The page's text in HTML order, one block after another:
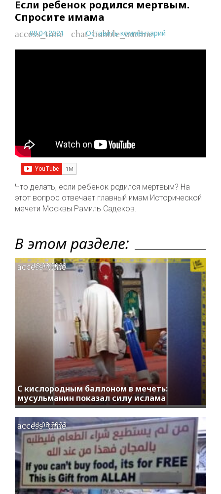
Если ребенок родился мертвым.
Спросите имама
access_time
08.04.2021 chat_bubble_outline
Оставить комментарий
Что делать, если ребенок родился мертвым? На
этот вопрос отвечает главный имам Исторической
мечети Москвы Рамиль Садеков.
В этом разделе:
С кислородным баллоном в мечеть:
мусульманин показал силу ислама
access_time
18.08.2023
access_time
11.08.2023